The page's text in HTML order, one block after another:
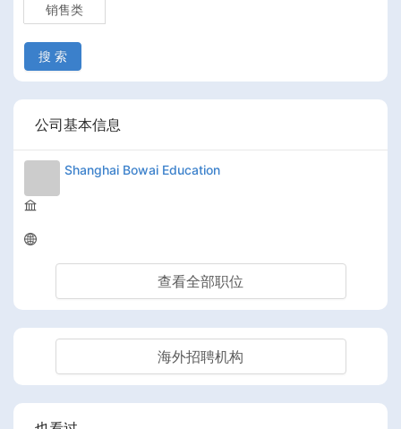
销售类
搜 索
公司基本信息
Shanghai Bowai Education
查看全部职位
海外招聘机构